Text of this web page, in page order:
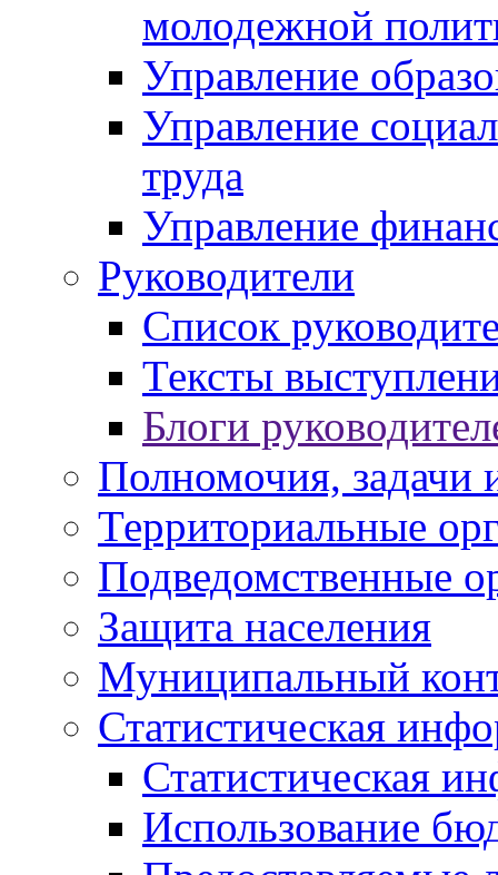
молодежной
Управление
Управление
труда
Управление
Руководители
Список
Тексты
Блоги
Полномочия, задачи
Территориальные
Подведомственные
Защита населения
Муниципальный
Статистическая
Статистическая
Использование